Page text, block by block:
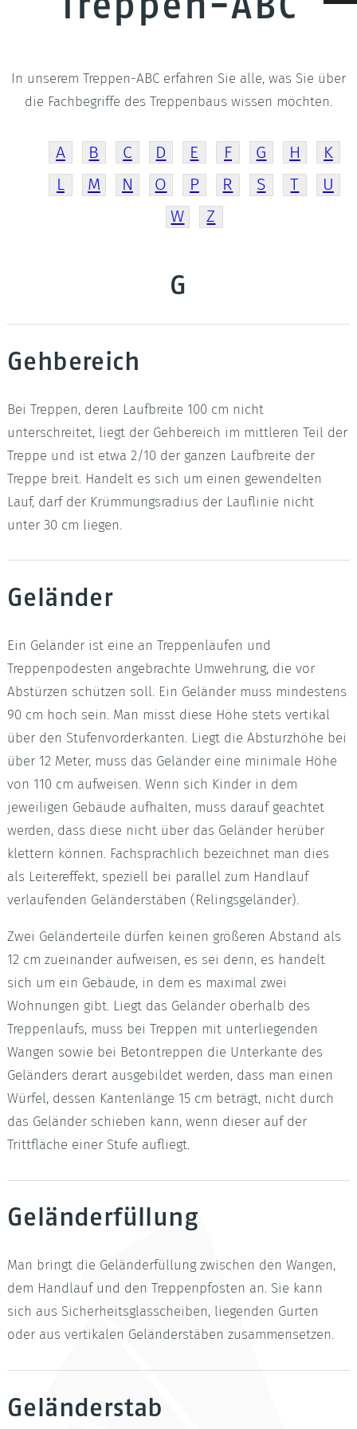
In unserem Treppen-ABC erfahren Sie alle, was Sie über
die Fachbegriffe des Treppenbaus wissen möchten.
A B C D E F G H
K
L
M N O P R S T
U
W
Z
G
Gehbereich
Bei Treppen, deren Laufbreite 100 cm nicht
unterschreitet, liegt der Gehbereich im mittleren Teil der
Treppe und ist etwa 2/10 der ganzen Laufbreite der
Treppe breit. Handelt es sich um einen gewendelten
Lauf, darf der Krümmungsradius der Lauflinie nicht
unter 30 cm liegen.
Geländer
Ein Geländer ist eine an Treppenläufen und
Treppenpodesten angebrachte Umwehrung, die vor
Abstürzen schützen soll. Ein Geländer muss mindestens
90 cm hoch sein. Man misst diese Höhe stets vertikal
über den Stufenvorderkanten. Liegt die Absturzhöhe bei
über 12 Meter, muss das Geländer eine minimale Höhe
von 110 cm aufweisen. Wenn sich Kinder in dem
jeweiligen Gebäude aufhalten, muss darauf geachtet
werden, dass diese nicht über das Geländer herüber
klettern können. Fachsprachlich bezeichnet man dies
als Leitereffekt, speziell bei parallel zum Handlauf
verlaufenden Geländerstäben (Relingsgeländer).
Zwei Geländerteile dürfen keinen größeren Abstand als
12 cm zueinander aufweisen, es sei denn, es handelt
sich um ein Gebäude, in dem es maximal zwei
Wohnungen gibt. Liegt das Geländer oberhalb des
Treppenlaufs, muss bei Treppen mit unterliegenden
Wangen sowie bei Betontreppen die Unterkante des
Geländers derart ausgebildet werden, dass man einen
Würfel, dessen Kantenlänge 15 cm beträgt, nicht durch
das Geländer schieben kann, wenn dieser auf der
Trittfläche einer Stufe aufliegt.
Geländerfüllung
Man bringt die Geländerfüllung zwischen den Wangen,
dem Handlauf und den Treppenpfosten an. Sie kann
sich aus Sicherheitsglasscheiben, liegenden Gurten
oder aus vertikalen Geländerstäben zusammensetzen.
Geländerstab
Raumspartreppen
Treppengalerie
Geländer & Brüstungen
Deckenverkleidungen
Filigrane Zierprofile
LED Treppenbeleuchtung